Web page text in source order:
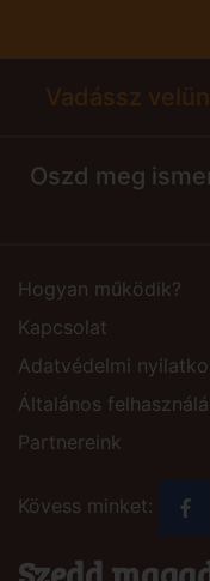
Vadássz
Oszd meg
Hogyan működik?
Kapcsolat
Adatvédelmi
Általános
Partnereink
Kövess minket: